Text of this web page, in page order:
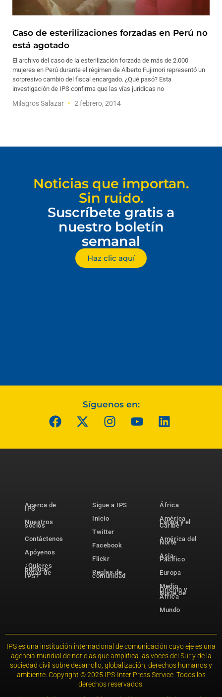
Caso de esterilizaciones forzadas en Perú no
está agotado
El archivo del caso de la esterilización forzada de más de 2.000
mujeres en Perú durante el régimen de Alberto Fujimori representó un
sorpresivo cambio del fiscal encargado. ¿Qué pasó? Esta
investigación de IPS confirma que las vías jurídicas no
Milagros Salazar 2 febrero, 2014
Noticias que importan.
Sin ruido.
Suscríbete gratis a
nuestro boletín
semanal
Haz clic aquí
Síguenos en:
Acerca de
IPS
Nuestros
socios
Contáctenos
Apóyenos
¿Quieres
publicar
notas de
IPS?
Sigue a IPS
Inicio
Twitter
Facebook
Flickr
Reglas de
comunidad
África
América
Latina y el
Caribe
América del
Norte
Asia-
Pacífico
Europa
Medio
Oriente y
Norte de
África
Mundo
IPS es una institución internacional de comunicación cuyo eje es una
agencia mundial de noticias que amplifica las voces del Sur y de la
sociedad civil sobre desarrollo, globalización, derechos humanos y
ambiente. Copyright © 2025 IPS-Inter Press Service. Todos los
derechos reservados.